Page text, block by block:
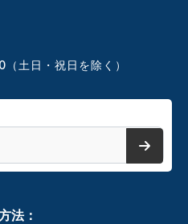
土日・祝日を除く）
法：